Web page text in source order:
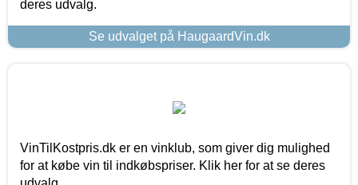
deres udvalg.
Se udvalget på HaugaardVin.dk
VinTilKostpris.dk er en vinklub, som giver dig mulighed
for at købe vin til indkøbspriser. Klik her for at se deres